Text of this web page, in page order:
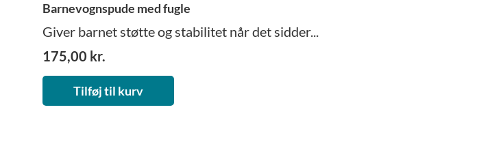
Barnevognspude med fugle
Giver barnet støtte og stabilitet når det sidder...
175,00 kr.
Tilføj til kurv